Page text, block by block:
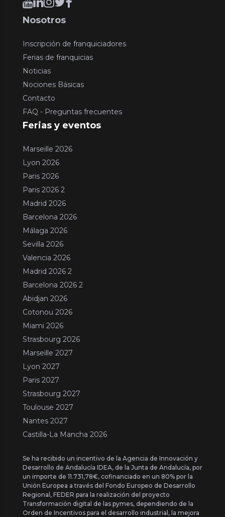
Nosotros
Inscripción de franquiciadores
Ferias de franquicias
Noticias
Nociones Básicas
Contacto
FAQ - Preguntas frecuentes
Ferias y eventos
Marseille 2026
Lyon 2026
Paris 2026
Paris 2026 2
Madrid 2026
Barcelona 2026
Málaga 2026
Sevilla 2026
Valencia 2026
Madrid 2026 2
Barcelona 2026 2
Abidjan 2026
Cotonou 2026
Miami 2026
Strasbourg 2026
Marseille 2027
Lyon 2027
Paris 2027
Strasbourg 2027
Toulouse 2027
Nantes 2027
Castilla-La Mancha 2026
Se ha recibido un incentivo de la Agencia de Innovación y
Desarrollo de Andalucía IDEA, de la Junta de Andalucía, por
un importe de 11.731,78€, cofinanciado en un 80% por la
Unión Europea a través del Fondo Europeo de Desarrollo
Regional, FEDER para la realización del proyecto
Transformación digital de las pymes, dependiendo de la
Orden de Incentivos para el desarrollo industrial, la mejora